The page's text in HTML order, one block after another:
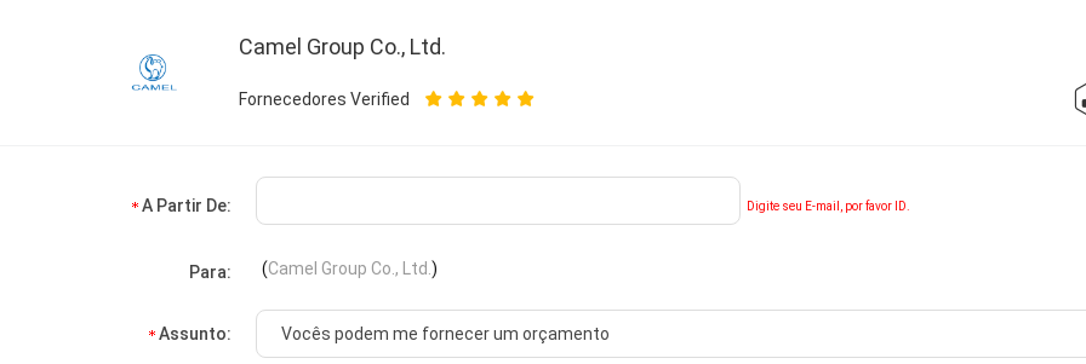
Camel Group Co., Ltd.
Fornecedores Verified
A Partir De: Digite seu E-mail, por favor ID.
Para: (Camel Group Co., Ltd. )
Assunto: